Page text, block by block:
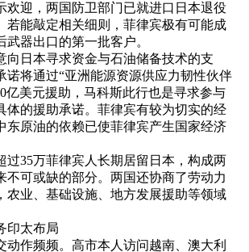
欢迎，两国防卫部门已就进口日本退役
若能敲定相关细则，菲律宾极有可能成
武器出口的第一批客户。
日本寻求资金与石油储备技术的支
诺将通过“亚洲能源资源供应力韧性伙伴
亿美元援助，马科斯此行也是寻求参与
体的援助承诺。菲律宾有较为切实的经
东原油的依赖已使菲律宾产生国家经济
35万菲律宾人长期居留日本，构成两
不可或缺的部分。两国还协商了劳动力
农业、基础设施、地方发展援助等领域
印太布局
作频频。高市本人访问越南、澳大利